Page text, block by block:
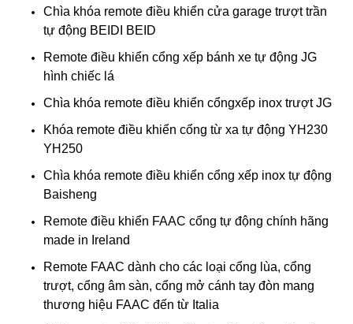
Chìa khóa remote điều khiển cửa garage trượt trần
tự động BEIDI BEID
Remote điều khiển cổng xếp bánh xe tự động JG
hình chiếc lá
Chìa khóa remote điều khiển cổngxếp inox trượt JG
Khóa remote điều khiển cổng từ xa tự động YH230
YH250
Chìa khóa remote điều khiển cổng xếp inox tự động
Baisheng
Remote điều khiển FAAC cổng tự động chính hãng
made in Ireland
Remote FAAC dành cho các loại cổng lùa, cổng
trượt, cổng âm sàn, cổng mở cánh tay đòn mang
thương hiệu FAAC đến từ Italia